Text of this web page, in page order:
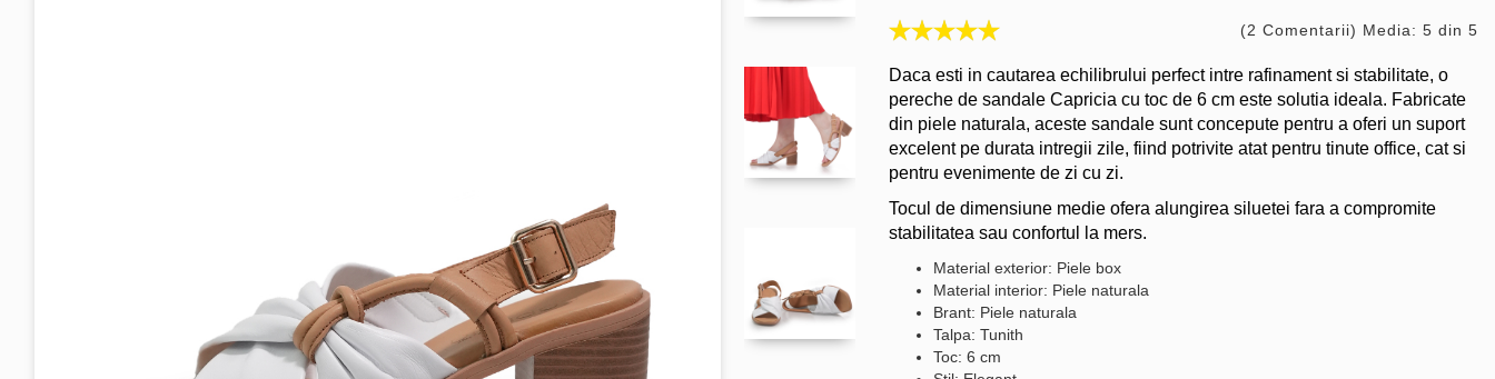
(2 Comentarii) Media: 5 din 5
Daca esti in cautarea echilibrului perfect intre rafinament si stabilitate, o
pereche de sandale Capricia cu toc de 6 cm este solutia ideala. Fabricate
din piele naturala, aceste sandale sunt concepute pentru a oferi un suport
excelent pe durata intregii zile, fiind potrivite atat pentru tinute office, cat si
pentru evenimente de zi cu zi.
Tocul de dimensiune medie ofera alungirea siluetei fara a compromite
stabilitatea sau confortul la mers.
Material exterior: Piele box
Material interior: Piele naturala
Brant: Piele naturala
Talpa: Tunith
Toc: 6 cm